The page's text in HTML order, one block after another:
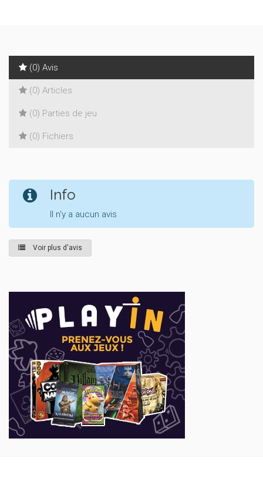
(0) Avis
(0) Articles
(0) Parties de jeu
(0) Fichiers
Info
Il n'y a aucun avis
Voir plus d'avis